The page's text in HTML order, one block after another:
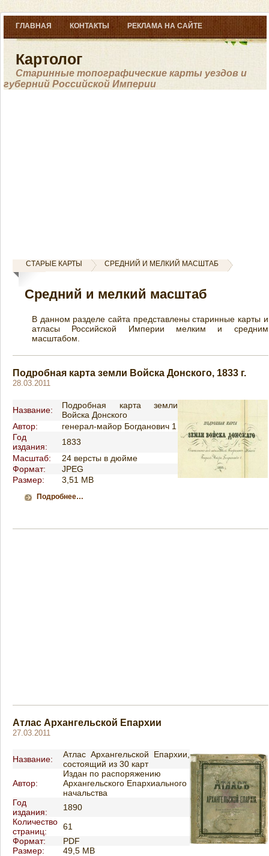
ГЛАВНАЯ КОНТАКТЫ РЕКЛАМА НА САЙТЕ
Картолог
Старинные топографические карты уездов и
губерний Российской Империи
СТАРЫЕ КАРТЫ СРЕДНИЙ И МЕЛКИЙ МАСШТАБ
Средний и мелкий масштаб
В данном разделе сайта представлены старинные карты и
атласы Российской Империи мелким и средним
масштабом.
Подробная карта земли Войска Донского, 1833 г.
28.03.2011
Название:
Подробная карта земли
Войска Донского
Автор:
генерал-майор Богданович 1
Год
издания:
1833
Масштаб:
24 версты в дюйме
Формат:
JPEG
Размер:
3,51 MB
Подробнее…
Атлас Архангельской Епархии
27.03.2011
Название:
Атлас Архангельской Епархии,
состоящий из 30 карт
Автор:
Издан по распоряжению
Архангельского Епархиального
начальства
Год
издания:
1890
Количество
страниц:
61
Формат:
PDF
Размер:
49,5 MB